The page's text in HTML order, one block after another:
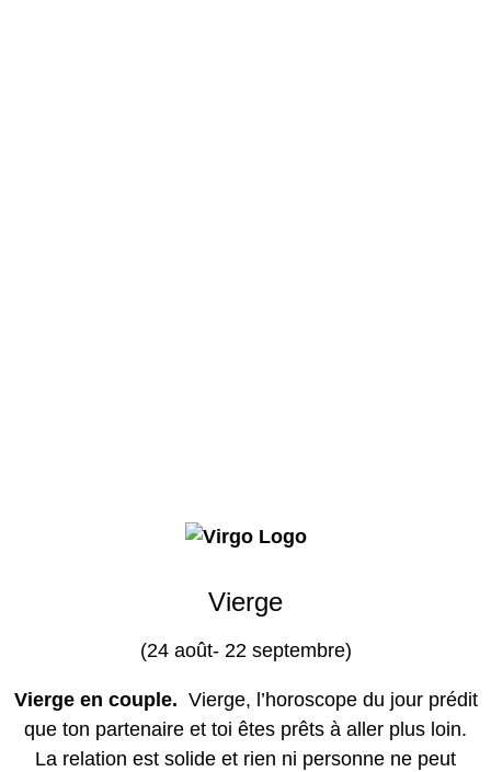
Vierge
(24 août- 22 septembre)
Vierge en couple. Vierge, l’horoscope du jour prédit
que ton partenaire et toi êtes prêts à aller plus loin.
La relation est solide et rien ni personne ne peut